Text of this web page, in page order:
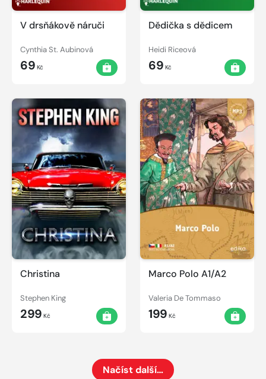
V drsňákově náruči
Cynthia St. Aubinová
69 Kč
Dědička s dědicem
Heidi Riceová
69 Kč
Christina
Stephen King
299 Kč
Marco Polo A1/A2
Valeria De Tommaso
199 Kč
Načíst další…